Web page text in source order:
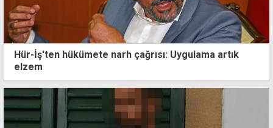
Hür-İş'ten hükümete narh çağrısı: Uygulama artık
elzem